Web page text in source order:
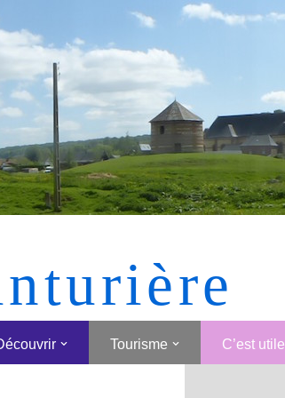
DE VIGNETTES]
Tourisme C’est utile